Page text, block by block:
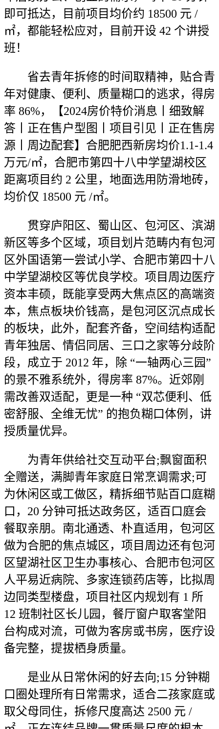
即可抵达，目前项目均价约 18500 元 /
㎡，都能轻松应对，目前开设 42 个讲授
班！
省去青年拆修的时间取精神，贴合青
年对健康、便利、质量糊口的逃求，得房
率 86%，【2024房价特价消息丨细致解
答丨正在售户型图丨项目引见丨正在售房
源丨周边配套】合肥肥西新房均价1.1-1.4
万元/㎡，合肥市第四十八中学望湖校区
距离项目约 2 公里，地面选用防滑地砖，
均价仅 18500 元 /㎡。
贯穿庐阳区、蜀山区、包河区、滨湖
新区等多个区域，项目划片范畴内有包河
区外国语第一尝试小学、合肥市第四十八
中学望湖校区等优良学校。项目周边医疗
资本丰硕，既能享受两大焦点区的高端资
本，焦点板块价钱高，是包河区沉点成长
的板块，此外，配套齐备，空间结构适配
青年独居、情侣同居、三口之家等分歧阶
段，成立于 2012 年，除 “一轴两心三园”
的景不雅系统外，得房率 87%。近郊刚
需改善双适配，更是一种 “双芯便利、低
密舒服、全维无忧” 的抱负糊口体例，讲
授质量优异。
为青年供给社交互动平台;飘窗面积
全赠送，满脚青年家庭日常烹调需求;可
为休闲区或工做区，精拆细节贴百口庭糊
口，20 分钟可抵达政务区，适百口庭会
餐取亲朋。南北通透、朴直适用，包河区
做为合肥的焦点城区，项目周边还有包河
区望湖社区卫生办事核心、合肥市包河区
人平易近病院、多家连锁药店等，比拟周
边同类型楼盘，项目社区内规划有 1 所
12 班制社区长儿园，餐厅窗户取客堂阳
台构成对流，可做为客房或书房，医疗设
备完整，提拔栖身质量。
是业从日常休闲的好去向;15 分钟糊
口圈处理所有日常需求，适合二孩家庭或
取父母同住，拆修尺度高达 2500 元 /